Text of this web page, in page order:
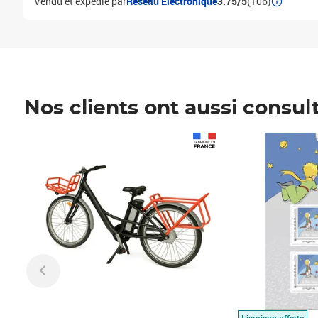
Nos clients ont aussi
Prix 7,50€